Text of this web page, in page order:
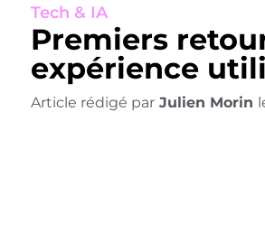
Tech & IA
Premiers
expérience
Article rédigé par Julien Morin